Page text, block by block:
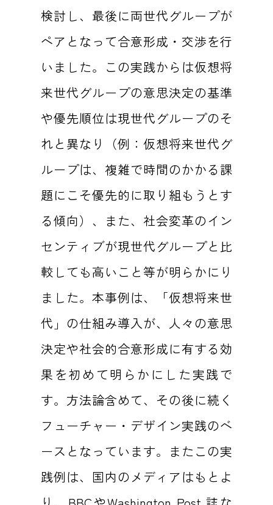
検討し、最後に両世代グループが
ペアとなって合意形成・交渉を行
いました。この実践からは仮想将
来世代グループの意思決定の基準
や優先順位は現世代グループのそ
れと異なり（例：仮想将来世代グ
ループは、複雑で時間のかかる課
題にこそ優先的に取り組もうとす
る傾向）、また、社会変革のイン
センティブが現世代グループと比
較しても高いこと等が明らかにり
ました。本事例は、「仮想将来世
代」の仕組み導入が、人々の意思
決定や社会的合意形成に有する効
果を初めて明らかにした実践で
す。方法論含めて、その後に続く
フューチャー・デザイン実践のベ
ースとなっています。またこの実
践例は、国内のメディアはもとよ